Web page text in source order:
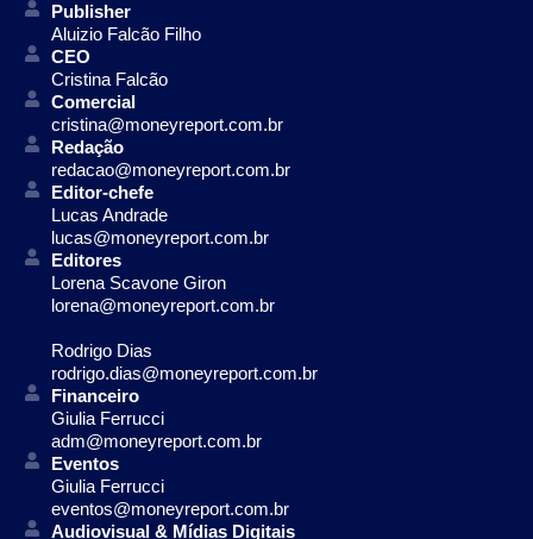
Publisher
Aluizio Falcão Filho
CEO
Cristina Falcão
Comercial
cristina@moneyreport.com.br
Redação
redacao@moneyreport.com.br
Editor-chefe
Lucas Andrade
lucas@moneyreport.com.br
Editores
Lorena Scavone Giron
lorena@moneyreport.com.br
Rodrigo Dias
rodrigo.dias@moneyreport.com.br
Financeiro
Giulia Ferrucci
adm@moneyreport.com.br
Eventos
Giulia Ferrucci
eventos@moneyreport.com.br
Audiovisual & Mídias Digitais